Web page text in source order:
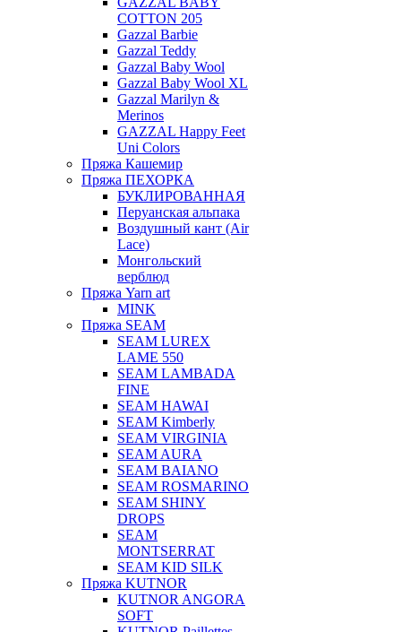
COTTON 205
Gazzal Barbie
Gazzal Teddy
Gazzal Baby Wool
Gazzal Baby Wool XL
Gazzal Marilyn &
Merinos
GAZZAL Happy Feet
Uni Colors
Пряжа Кашемир
Пряжа ПЕХОРКА
БУКЛИРОВАННАЯ
Перуанская альпака
Воздушный кант (Air
Lace)
Монгольский
верблюд
Пряжа Yarn art
MINK
Пряжа SEAM
SEAM LUREX
LAME 550
SEAM LAMBADA
FINE
SEAM HAWAI
SEAM Kimberly
SEAM VIRGINIA
SEAM AURA
SEAM BAIANO
SEAM ROSMARINO
SEAM SHINY
DROPS
SEAM
MONTSERRAT
SEAM KID SILK
Пряжа KUTNOR
KUTNOR ANGORA
SOFT